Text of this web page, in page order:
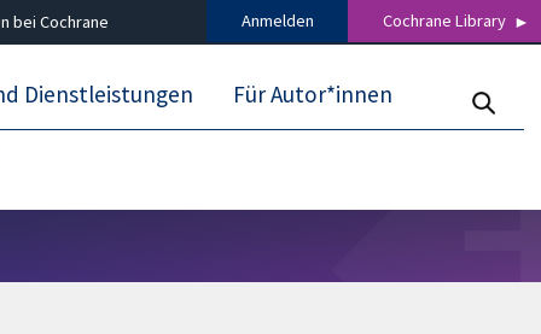
bei Cochrane Anmelden Cochrane Library
Dienstleistungen Für Autor*innen